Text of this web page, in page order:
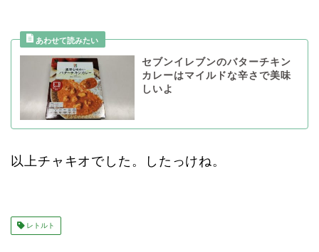
セブンイレブンのバターチキン
カレーはマイルドな辛さで美味
しいよ
以上チャキオでした。したっけね。
レトルト